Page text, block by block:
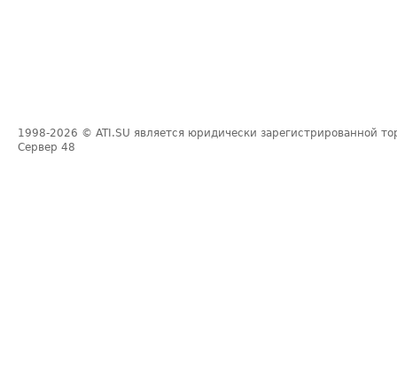
1998-2026 © ATI.SU является юридически зарегистрированной
Сервер 48